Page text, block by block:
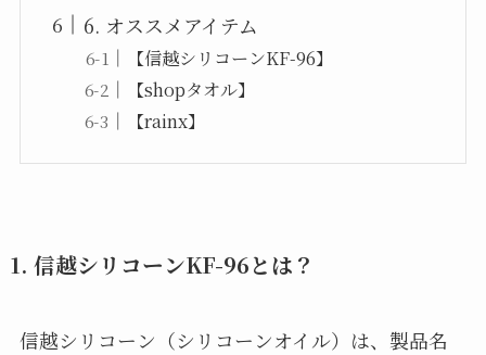
6. オススメアイテム
【信越シリコーンKF-96】
【shopタオル】
【rainx】
1. 信越シリコーンKF-96とは？
信越シリコーン（シリコーンオイル）は、製品名